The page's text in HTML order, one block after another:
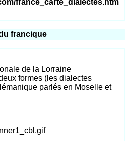
francique
de la Lorraine
formes (les dialectes
parlés en Moselle et